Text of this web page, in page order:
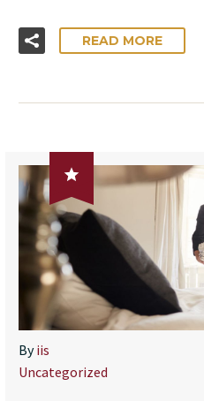
READ MORE

Byiis
Uncategorized